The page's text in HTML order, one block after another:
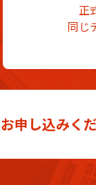
正
同じ
お申し込みく